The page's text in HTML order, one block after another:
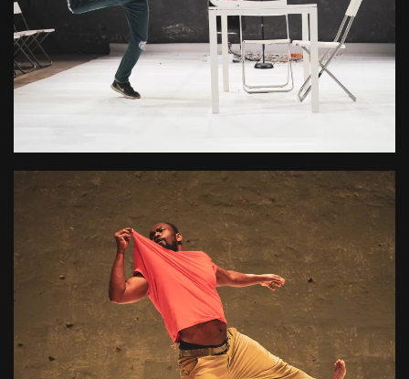
+ D'INFOS
L'organisation annuelle du festival Trente Trente et la
programmation de représentations